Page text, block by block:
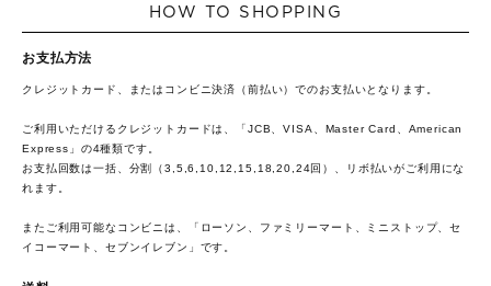
HOW TO SHOPPING
お支払方法
クレジットカード、またはコンビニ決済（前払い）でのお支払いとなります。
ご利用いただけるクレジットカードは、「JCB、VISA、Master Card、American
Express」の4種類です。
お支払回数は一括、分割（3,5,6,10,12,15,18,20,24回）、リボ払いがご利用にな
れます。
またご利用可能なコンビニは、「ローソン、ファミリーマート、ミニストップ、セ
イコーマート、セブンイレブン」です。